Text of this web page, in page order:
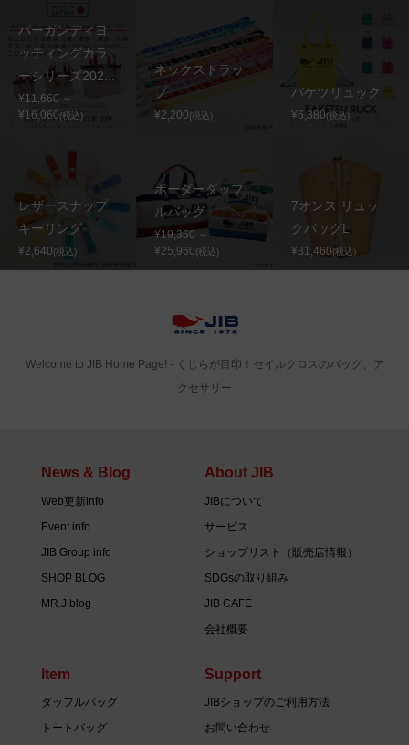
バーガンディヨ
ッティングカラ
ーシリーズ202...
¥11,660 ～
¥16,060(税込)
ネックストラッ
プ
¥2,200(税込)
バケツリュック
¥6,380(税込)
レザースナップ
キーリング
¥2,640(税込)
ボーダーダッフ
ルバッグ
¥19,360 ～
¥25,960(税込)
7オンス リュッ
クバッグL
¥31,460(税込)
Welcome to JIB Home Page! ‐ くじらが目印！セイルクロスのバッグ、ア
クセサリー
News & Blog
Web更新info
Event info
JIB Group info
SHOP BLOG
MR.Jiblog
About JIB
JIBについて
サービス
ショップリスト（販売店情報）
SDGsの取り組み
JIB CAFE
会社概要
Item
ダッフルバッグ
トートバッグ
Support
JIBショップのご利用方法
お問い合わせ